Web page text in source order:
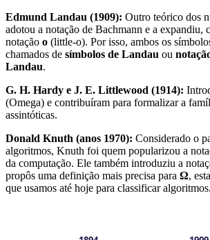
Edmund Landau (1909): Outro teórico dos
adotou a notação de Bachmann e a expandiu,
notação o (little-o). Por isso, ambos os
chamados de símbolos de Landau ou
Landau.
G. H. Hardy e J. E. Littlewood (1914):
(Omega) e contribuíram para formalizar a
assintóticas.
Donald Knuth (anos 1970): Considerado o
algoritmos, Knuth foi quem popularizou a
da computação. Ele também introduziu a
propôs uma definição mais precisa para Ω,
que usamos até hoje para classificar algoritmos.